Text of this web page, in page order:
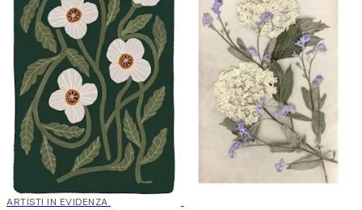
40%*
ARTISTI IN EVIDENZA